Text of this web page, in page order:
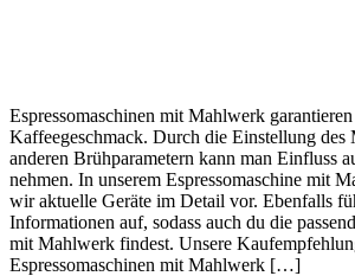
Espressomaschinen mit Mahlwerk garantieren
Kaffeegeschmack. Durch die Einstellung des
anderen Brühparametern kann man Einfluss
nehmen. In unserem Espressomaschine mit
wir aktuelle Geräte im Detail vor. Ebenfalls
Informationen auf, sodass auch du die
mit Mahlwerk findest. Unsere
Espressomaschinen mit Mahlwerk […]